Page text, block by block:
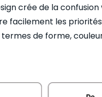
crée de la
facilement les
de forme,